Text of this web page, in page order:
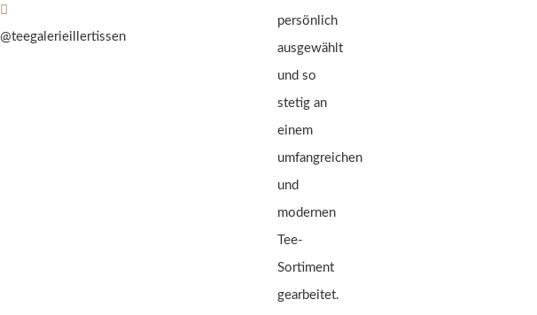
@teegalerieillertissen
persönlich
ausgewählt
und so
stetig an
einem
umfangreichen
und
modernen
Tee-
Sortiment
gearbeitet.